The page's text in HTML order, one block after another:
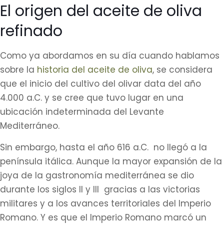
El origen del aceite de oliva
refinado
Como ya abordamos en su día cuando hablamos
sobre la historia del aceite de oliva, se considera
que el inicio del cultivo del olivar data del año
4.000 a.C. y se cree que tuvo lugar en una
ubicación indeterminada del Levante
Mediterráneo.
Sin embargo, hasta el año 616 a.C. no llegó a la
península itálica. Aunque la mayor expansión de la
joya de la gastronomía mediterránea se dio
durante los siglos II y III gracias a las victorias
militares y a los avances territoriales del Imperio
Romano. Y es que el Imperio Romano marcó un